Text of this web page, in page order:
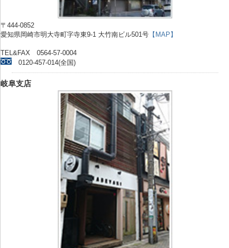
〒444-0852
愛知県岡崎市明大寺町字寺東9-1 大竹南ビル501号 【MAP】
TEL&FAX 0564-57-0004
0120-457-014(全国)
岐阜支店